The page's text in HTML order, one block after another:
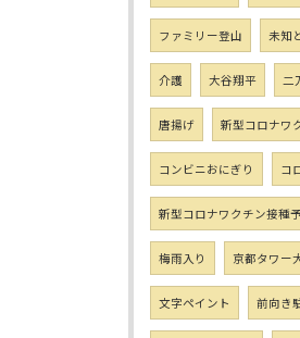
ファミリー登山 未知
介護 大谷翔平 二
唐揚げ 新型コロナワ
コンビニおにぎり コ
新型コロナワクチン接種
梅雨入り 京都タワー
文字ペイント 前向き